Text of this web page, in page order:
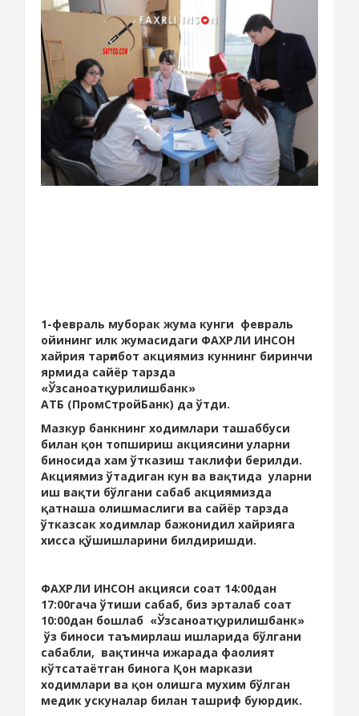
1-февраль муборак жума кунги февраль
ойининг илк жумасидаги ФАХРЛИ ИНСОН
хайрия тарғибот акциямиз куннинг биринчи
ярмида сайёр тарзда
«Ўзсаноатқурилишбанк»
АТБ (ПромСтройБанк) да ўтди.
Мазкур банкнинг ходимлари ташаббуси
билан қон топшириш акциясини уларни
биносида хам ўтказиш таклифи берилди.
Акциямиз ўтадиган кун ва вақтида уларни
иш вақти бўлгани сабаб акциямизда
қатнаша олишмаслиги ва сайёр тарзда
ўтказсак ходимлар бажонидил хайрияга
хисса қўшишларини билдиришди.
ФАХРЛИ ИНСОН акцияси соат 14:00дан
17:00гача ўтиши сабаб, биз эрталаб соат
10:00дан бошлаб «Ўзсаноатқурилишбанк»
ўз биноси таъмирлаш ишларида бўлгани
сабабли, вақтинча ижарада фаолият
кўтсатаётган бинога Қон маркази
ходимлари ва қон олишга мухим бўлган
медик ускуналар билан ташриф буюрдик.